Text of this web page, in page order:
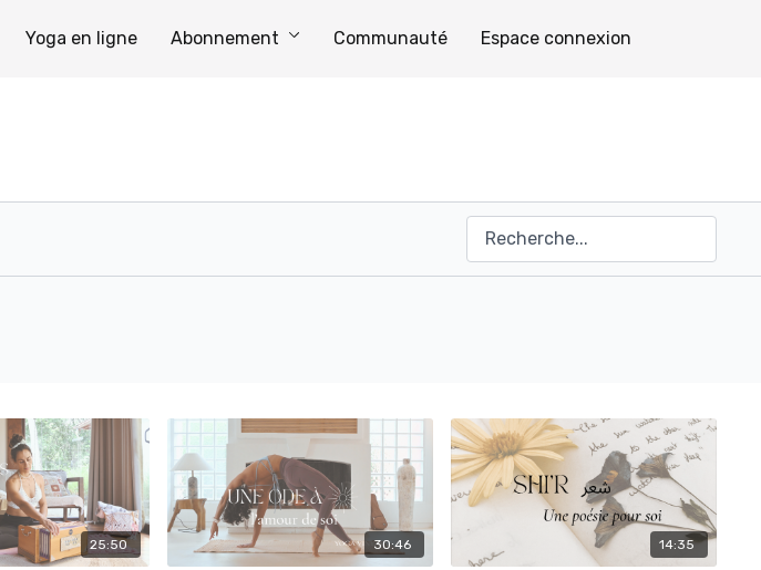
Yoga en ligne Abonnement Communauté Espace connexion
25:50 30:46 14:35